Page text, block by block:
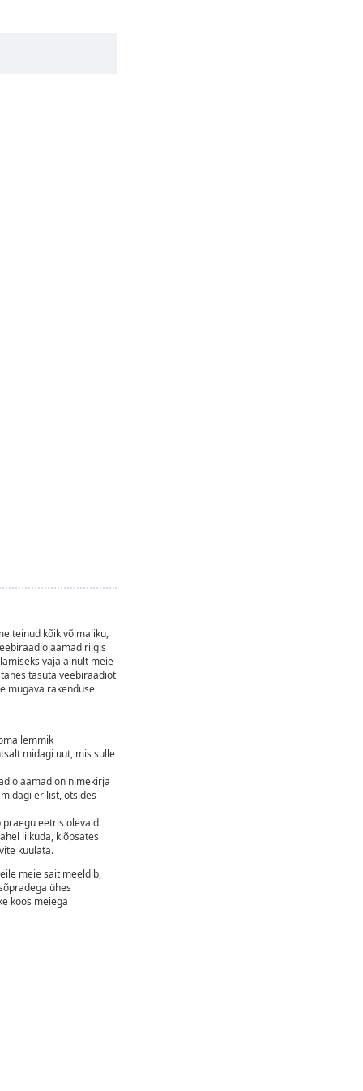
teinud kõik võimaliku,
riigis
vaja ainult meie
tasuta veebiraadiot
mugava rakenduse
lemmik
midagi uut, mis sulle
on nimekirja
erilist, otsides
eetris olevaid
liikuda, klõpsates
kuulata.
meie sait meeldib,
ühes
koos meiega